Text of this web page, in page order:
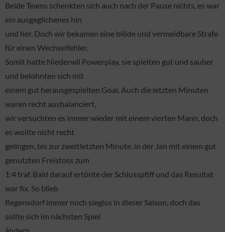
Beide Teams schenkten sich auch nach der Pause nichts, es war
ein ausgeglichenes hin
und her. Doch wir bekamen eine blöde und vermeidbare Strafe
für einen Wechselfehler.
Somit hatte Niederwil Powerplay, sie spielten gut und sauber
und belohnten sich mit
einem gut herausgespielten Goal. Auch die letzten Minuten
waren recht ausbalanciert,
wir versuchten es immer wieder mit einem vierten Mann, doch
es wollte nicht recht
gelingen, bis zur zweitletzten Minute, in der Jan mit einem gut
genutzten Freistoss zum
1:4 traf. Bald darauf ertönte der Schlusspfiff und das Resultat
war fix. So blieb
Regensdorf immer noch sieglos in dieser Saison, doch das
sollte sich im nächsten Spiel